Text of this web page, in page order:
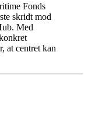
Fonds
skridt mod
Med
at centret kan